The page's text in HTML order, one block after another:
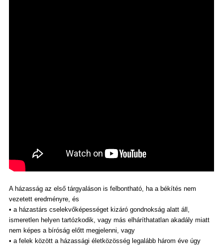
A házasság az első tárgyaláson is felbontható, ha a békítés nem
vezetett eredményre, és
• a házastárs cselekvőképességet kizáró gondnokság alatt áll,
ismeretlen helyen tartózkodik, vagy más elháríthatatlan akadály miatt
nem képes a bíróság előtt megjelenni, vagy
• a felek között a házassági életközösség legalább három éve úgy